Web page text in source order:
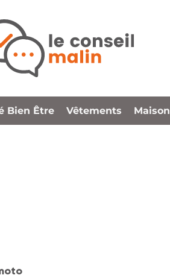
Bien Être Vêtements Maison